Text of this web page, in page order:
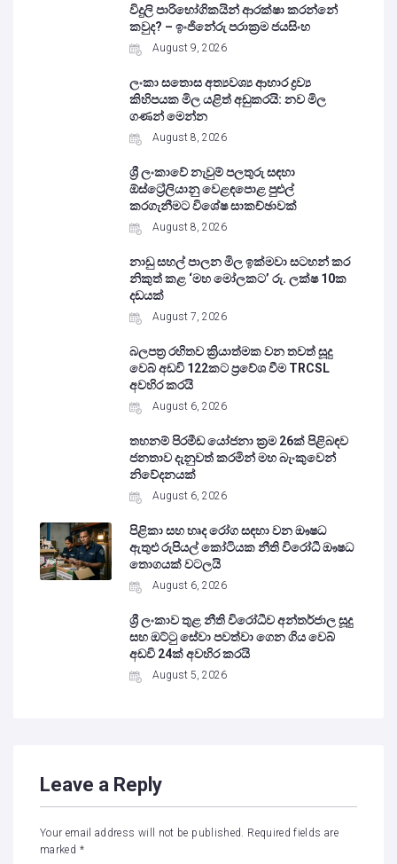
විදුලි පාරිභෝගිකයින් ආරක්ෂා කරන්නේ
කවුද? – ඉංජිනේරු පරාක්‍රම ජයසිංහ
August 9, 2026
ලංකා සතොස අත්‍යවශ්‍ය ආහාර ද්‍රව්‍ය
කිහිපයක මිල යළිත් අඩුකරයි: නව මිල
ගණන් මෙන්න
August 8, 2026
ශ්‍රී ලංකාවේ නැවුම් පලතුරු සඳහා
ඕස්ට්‍රේලියානු වෙළඳපොළ පුළුල්
කරගැනීමට විශේෂ සාකච්ඡාවක්
August 8, 2026
නාඩු සහල් පාලන මිල ඉක්මවා සටහන් කර
නිකුත් කළ ‘මහ මෝලකට’ රු. ලක්ෂ 10ක
දඩයක්
August 7, 2026
බලපත්‍ර රහිතව ක්‍රියාත්මක වන තවත් සූදු
වෙබ් අඩවි 122කට ප්‍රවේශ වීම TRCSL
අවහිර කරයි
August 6, 2026
තහනම් පිරමීඩ යෝජනා ක්‍රම 26ක් පිළිබඳව
ජනතාව දැනුවත් කරමින් මහ බැංකුවෙන්
නිවේදනයක්
August 6, 2026
පිළිකා සහ හෘද රෝග සඳහා වන ඖෂධ
ඇතුළු රුපියල් කෝටියක නීති විරෝධී ඖෂධ
තොගයක් වටලයි
August 6, 2026
ශ්‍රී ලංකාව තුළ නීති විරෝධීව අන්තර්ජාල සූදු
සහ ඔට්ටු සේවා පවත්වා ගෙන ගිය වෙබ්
අඩවි 24ක් අවහිර කරයි
August 5, 2026
Leave a Reply
Your email address will not be published. Required fields are
marked *